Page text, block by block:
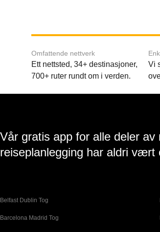
Omfattende nettverk
Ett nettsted, 34+ destinasjoner,
700+ ruter rundt om i verden.
Vi
Vår gratis app for alle deler
reiseplanlegging har aldri vært
Belfast Dublin Tog
Barcelona Madrid Tog